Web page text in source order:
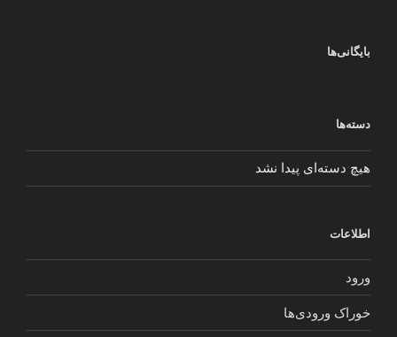
بایگانی‌ها
دسته‌ها
هیچ دسته‌ای پیدا نشد
اطلاعات
ورود
خوراک ورودی‌ها